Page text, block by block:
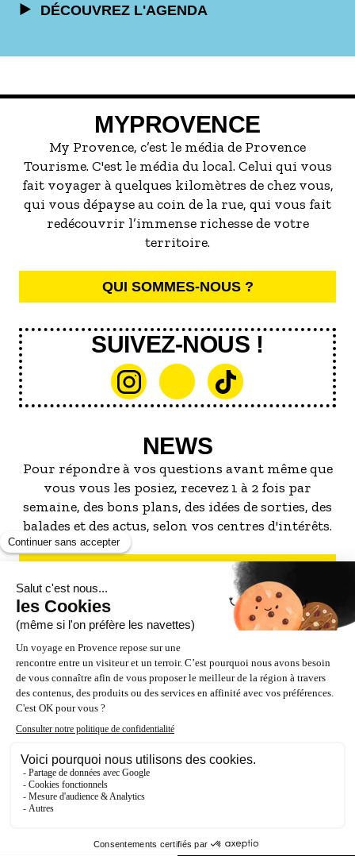
DÉCOUVREZ L'AGENDA
MYPROVENCE
My Provence, c’est le média de Provence
Tourisme. C'est le média du local. Celui qui vous
fait voyager à quelques kilomètres de chez vous,
qui vous dépayse au coin de la rue, qui vous fait
redécouvrir l’immense richesse de votre
territoire.
QUI SOMMES-NOUS ?
SUIVEZ-NOUS !
NEWS
Pour répondre à vos questions avant même que
vous vous les posiez, recevez 1 à 2 fois par
semaine, des bons plans, des idées de sorties, des
balades et des actus, selon vos centres d'intérêts.
S'INSCRIRE À LA NEWSLETTER
NOS PARTENAIRES
ESPACE PRO / PRESSE
Accessibilité : Partiellement conforme (87%)